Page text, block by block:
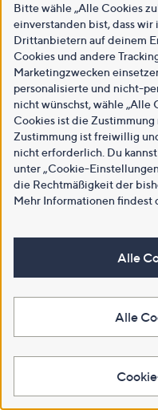
Bitte wähle „Alle Cookies
einverstanden bist, dass
Drittanbietern auf deinem
Cookies und andere
Marketingzwecken
personalisierte und nicht-
nicht wünschst, wähle „Alle
Cookies ist die
Zustimmung ist freiwillig
nicht erforderlich. Du
unter „Cookie-
die Rechtmäßigkeit der
Mehr Informationen findest
Alle
Alle